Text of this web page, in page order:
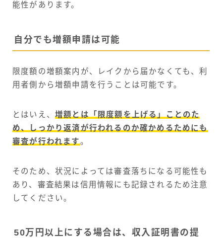
能性があります。
自分でも増額申請は可能
限度額の増額案内が、レイクから届かなくても、利
用者側から増額申請を行うことは可能です。
とはいえ、 増額とは「限度額を上げる」ことのた
め、しっかり返済が行われるのか確かめるためにも
審査が行われます。
そのため、状況によっては審査落ちになる可能性も
あり、審査結果は信用情報にも記録されるため注意
してください。
50万円以上にする場合は、収入証明書の提